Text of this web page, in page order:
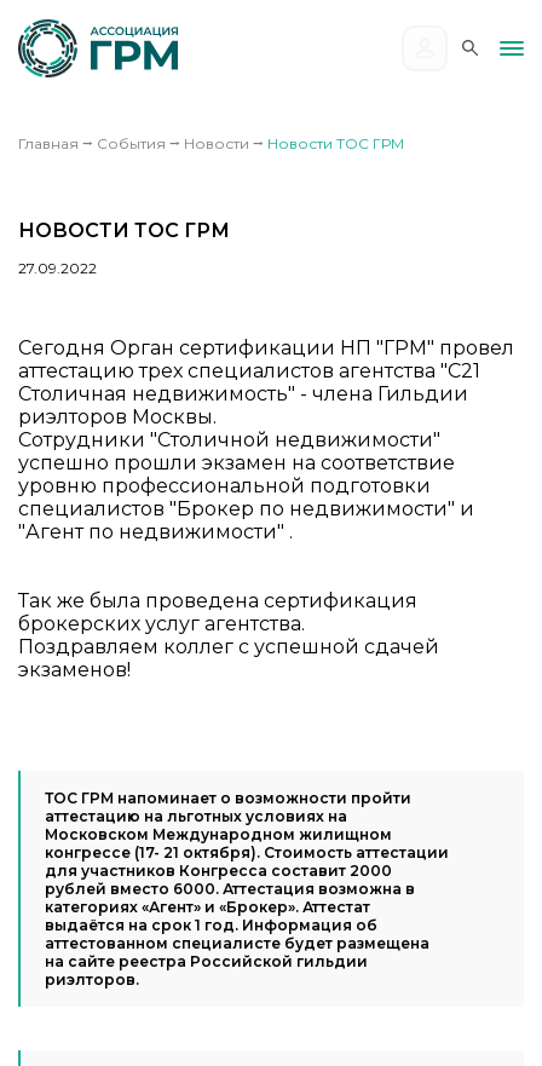
Главная ⭢ События ⭢ Новости ⭢ Новости ТОС ГРМ
НОВОСТИ ТОС ГРМ
27.09.2022
Сегодня Орган сертификации НП "ГРМ" провел
аттестацию трех специалистов агентства "C21
Столичная недвижимость" - члена Гильдии
риэлторов Москвы.
Сотрудники "Столичной недвижимости"
успешно прошли экзамен на соответствие
уровню профессиональной подготовки
специалистов "Брокер по недвижимости" и
"Агент по недвижимости" .
Так же была проведена сертификация
брокерских услуг агентства.
Поздравляем коллег с успешной сдачей
экзаменов!
ТОС ГРМ напоминает о возможности пройти
аттестацию на льготных условиях на
Московском Международном жилищном
конгрессе (17- 21 октября). Стоимость аттестации
для участников Конгресса составит 2000
рублей вместо 6000. Аттестация возможна в
категориях «Агент» и «Брокер». Аттестат
выдаётся на срок 1 год. Информация об
аттестованном специалисте будет размещена
на сайте реестра Российской гильдии
риэлторов.